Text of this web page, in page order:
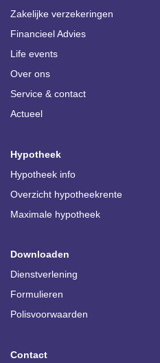
Zakelijke verzekeringen
Financieel Advies
Life events
Over ons
Service & contact
Actueel
Hypotheek
Hypotheek info
Overzicht hypotheekrente
Maximale hypotheek
Downloaden
Dienstverlening
Formulieren
Polisvoorwaarden
Contact